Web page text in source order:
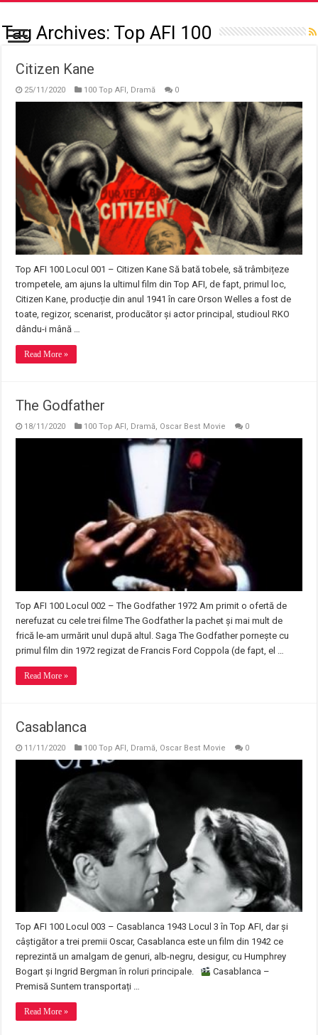
Tag Archives: Top AFI 100
Citizen Kane
25/11/2020 100 Top AFI, Dramă 0
Top AFI 100 Locul 001 – Citizen Kane Să bată tobele, să trâmbițeze
trompetele, am ajuns la ultimul film din Top AFI, de fapt, primul loc,
Citizen Kane, producție din anul 1941 în care Orson Welles a fost de
toate, regizor, scenarist, producător și actor principal, studioul RKO
dându-i mână …
Read More »
The Godfather
18/11/2020 100 Top AFI, Dramă, Oscar Best Movie 0
Top AFI 100 Locul 002 – The Godfather 1972 Am primit o ofertă de
nerefuzat cu cele trei filme The Godfather la pachet și mai mult de
frică le-am urmărit unul după altul. Saga The Godfather pornește cu
primul film din 1972 regizat de Francis Ford Coppola (de fapt, el …
Read More »
Casablanca
11/11/2020 100 Top AFI Dramă Oscar Best Movie 0
Top AFI 100 Locul 003 – Casablanca 1943 Locul 3 în Top AFI, dar și
câștigător a trei premii Oscar, Casablanca este un film din 1942 ce
reprezintă un amalgam de genuri, alb-negru, desigur, cu Humphrey
Bogart și Ingrid Bergman în roluri principale.
Casablanca –
Premisă Suntem transportați …
Read More »